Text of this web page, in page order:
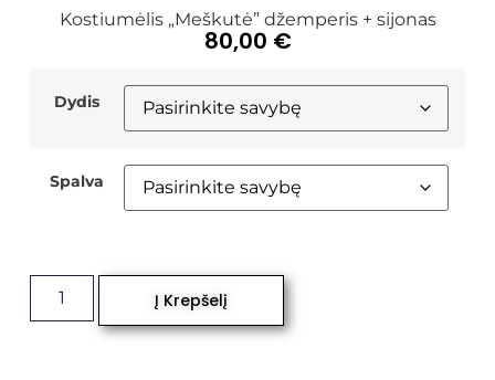
Kostiumėlis „Meškutė” džemperis + sijonas
80,00 €
Dydis
Spalva
Į Krepšelį